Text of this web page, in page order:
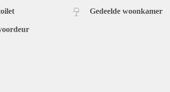
Gedeelde woonkamer